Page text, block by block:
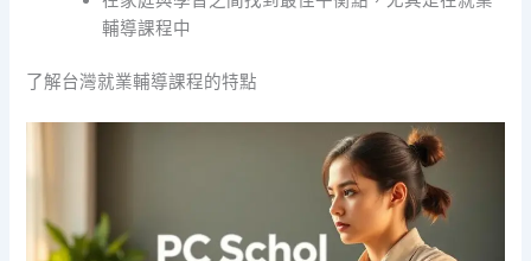
輔導課程中
了解台灣就業輔導課程的特點